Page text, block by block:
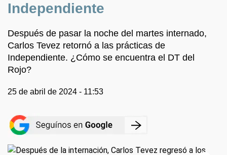
Independiente
Después de pasar la noche del martes internado,
Carlos Tevez retornó a las prácticas de
Independiente. ¿Cómo se encuentra el DT del
Rojo?
25 de abril de 2024 - 11:53